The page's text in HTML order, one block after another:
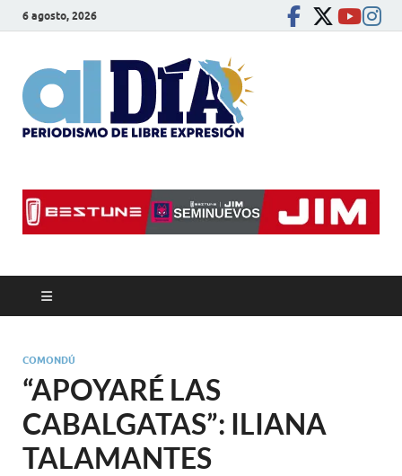
6 agosto, 2026
COMONDÚ
“APOYARÉ LAS
CABALGATAS”: ILIANA
TALAMANTES